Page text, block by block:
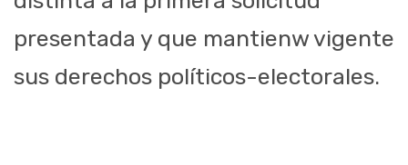
presentada y que mantienw vigente
sus derechos políticos-electorales.